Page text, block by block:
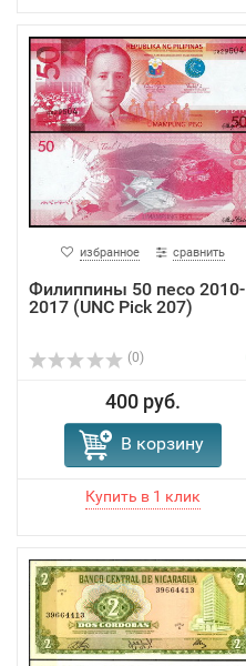
избранное сравнить
Филиппины 50 песо 2010-
2017 (UNC Pick 207)
(0)
400 руб.
В корзину